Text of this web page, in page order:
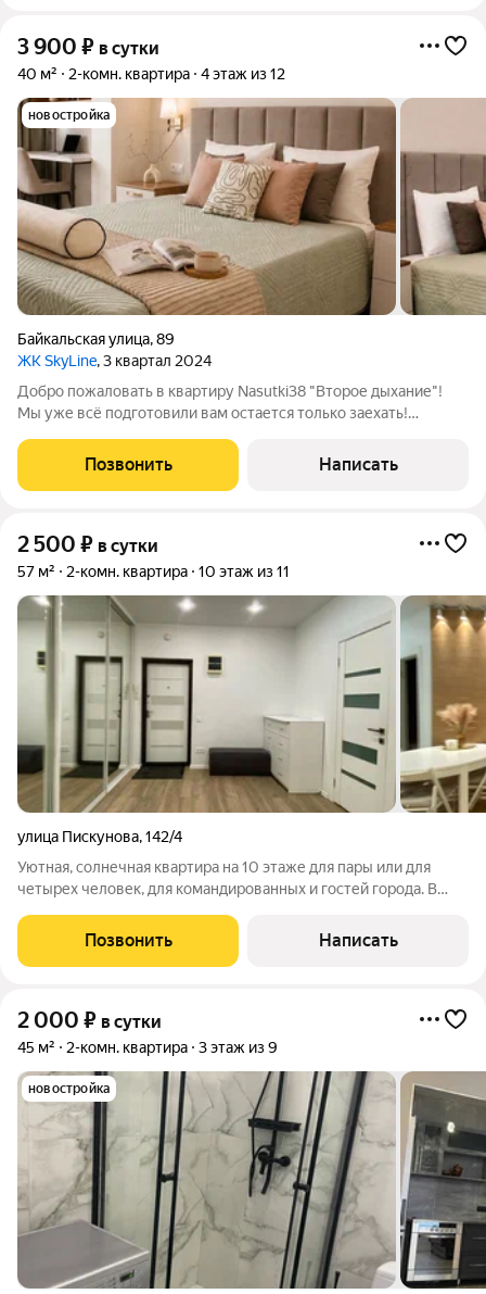
3 900 ₽ в сутки
40 м² 2-комн. квартира 4 этаж из 12
новостройка
Байкальская улица,89
ЖК SkyLine, 3 квартал 2024
Добро пожаловать в квартиру Nasutki38 "Второе дыхание"!
Мы уже всё подготовили вам остается только заехать!
бесконтактное заселение 24/7! - Мгновенное бронирование! -
При проживании от 5 суток вы получаете:
Позвонить Написать
2 500 ₽ в сутки
57 м² 2-комн. квартира 10 этаж из 11
улица Пискунова,142/4
Уютная, солнечная квартира на 10 этаже для пары или для
четырех человек, для командированных и гостей города. В
раскладывающийся диван. Развитая инфраструктура в жилом
комплексе. Множество
Позвонить Написать
2 000 ₽ в сутки
45 м² 2-комн. квартира 3 этаж из 9
новостройка